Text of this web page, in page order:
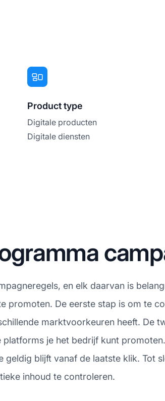
Product type
Digitale producten
Digitale diensten
en elk daarvan is
promoten. De eerste stap is om te
marktvoorkeuren heeft. De
je het bedrijf kunt
geldig blijft vanaf de laatste klik. Tot
inhoud te controleren.